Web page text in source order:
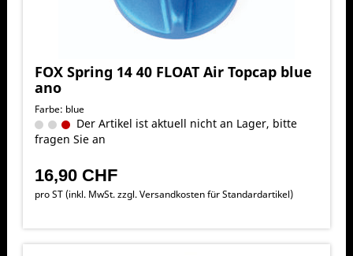
FOX Spring 14 40 FLOAT Air Topcap blue
ano
Farbe: blue
Der Artikel ist aktuell nicht an Lager, bitte
fragen Sie an
16,90 CHF
pro ST (inkl. MwSt. zzgl.Versandkosten für Standardartikel)